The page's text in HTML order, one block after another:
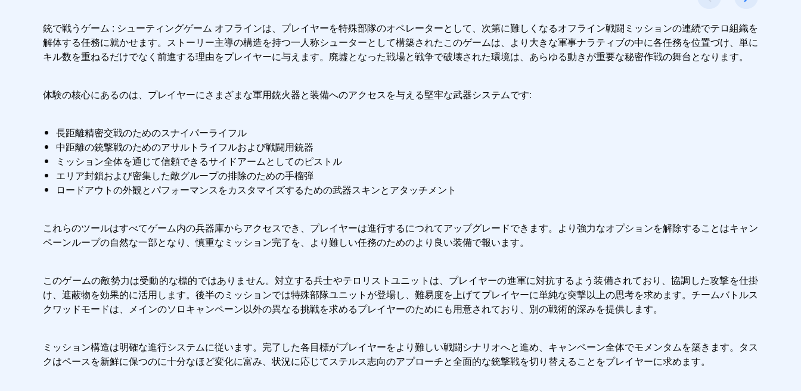
銃で戦うゲーム : シューティングゲーム オフラインは、プレイヤーを特殊部隊のオペレーターとして、次第に難しくなるオフライン戦闘ミッションの連続でテロ組織を
解体する任務に就かせます。ストーリー主導の構造を持つ一人称シューターとして構築されたこのゲームは、より大きな軍事ナラティブの中に各任務を位置づけ、単に
キル数を重ねるだけでなく前進する理由をプレイヤーに与えます。廃墟となった戦場と戦争で破壊された環境は、あらゆる動きが重要な秘密作戦の舞台となります。
体験の核心にあるのは、プレイヤーにさまざまな軍用銃火器と装備へのアクセスを与える堅牢な武器システムです:
長距離精密交戦のためのスナイパーライフル
中距離の銃撃戦のためのアサルトライフルおよび戦闘用銃器
ミッション全体を通じて信頼できるサイドアームとしてのピストル
エリア封鎖および密集した敵グループの排除のための手榴弾
ロードアウトの外観とパフォーマンスをカスタマイズするための武器スキンとアタッチメント
これらのツールはすべてゲーム内の兵器庫からアクセスでき、プレイヤーは進行するにつれてアップグレードできます。より強力なオプションを解除することはキャン
ペーンループの自然な一部となり、慎重なミッション完了を、より難しい任務のためのより良い装備で報います。
このゲームの敵勢力は受動的な標的ではありません。対立する兵士やテロリストユニットは、プレイヤーの進軍に対抗するよう装備されており、協調した攻撃を仕掛
け、遮蔽物を効果的に活用します。後半のミッションでは特殊部隊ユニットが登場し、難易度を上げてプレイヤーに単純な突撃以上の思考を求めます。チームバトルス
クワッドモードは、メインのソロキャンペーン以外の異なる挑戦を求めるプレイヤーのためにも用意されており、別の戦術的深みを提供します。
ミッション構造は明確な進行システムに従います。完了した各目標がプレイヤーをより難しい戦闘シナリオへと進め、キャンペーン全体でモメンタムを築きます。タス
クはペースを新鮮に保つのに十分なほど変化に富み、状況に応じてステルス志向のアプローチと全面的な銃撃戦を切り替えることをプレイヤーに求めます。